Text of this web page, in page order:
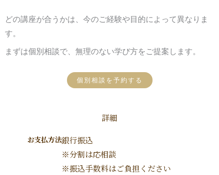
どの講座が合うかは、今のご経験や目的によって異なりま
す。
まずは個別相談で、無理のない学び方をご提案します。
個別相談を予約する
詳細
お支払方法銀行振込
※分割は応相談
※振込手数料はご負担ください